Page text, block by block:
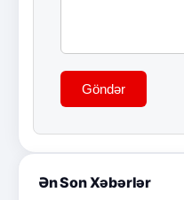
Göndər
Ən Son Xəbərlər